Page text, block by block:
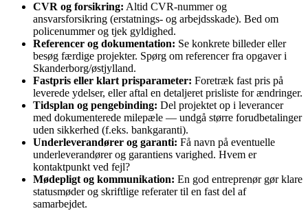
CVR og forsikring: Altid CVR‑nummer og
ansvarsforsikring (erstatnings- og arbejdsskade). Bed om
policenummer og tjek gyldighed.
Referencer og dokumentation: Se konkrete billeder eller
besøg færdige projekter. Spørg om referencer fra opgaver i
Skanderborg/østjylland.
Fastpris eller klart prisparameter: Foretræk fast pris på
leverede ydelser, eller aftal en detaljeret prisliste for ændringer.
Tidsplan og pengebinding: Del projektet op i leverancer
med dokumenterede milepæle — undgå større forudbetalinger
uden sikkerhed (f.eks. bankgaranti).
Underleverandører og garanti: Få navn på eventuelle
underleverandører og garantiens varighed. Hvem er
kontaktpunkt ved fejl?
Mødepligt og kommunikation: En god entreprenør gør klare
statusmøder og skriftlige referater til en fast del af
samarbejdet.